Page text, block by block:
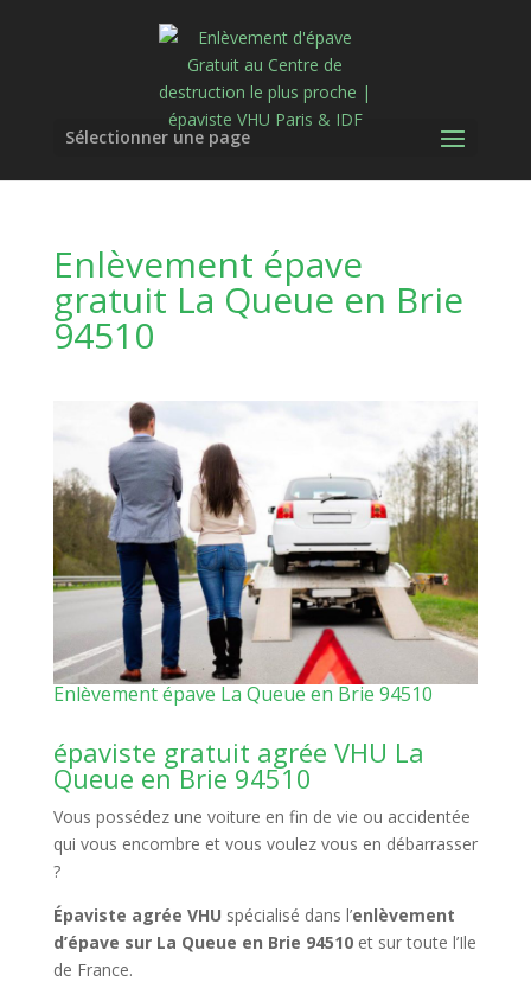
Sélectionner une page
Enlèvement épave
gratuit La Queue en Brie
94510
Enlèvement épave La Queue en Brie 94510
épaviste gratuit agrée VHU La
Queue en Brie 94510
Vous possédez une voiture en fin de vie ou accidentée
qui vous encombre et vous voulez vous en débarrasser
?
Épaviste agrée VHU spécialisé dans l’enlèvement
d’épave sur La Queue en Brie 94510et sur toute l’Ile
de France.